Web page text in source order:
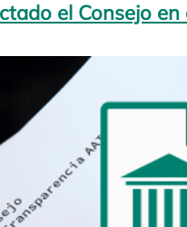
el Consejo